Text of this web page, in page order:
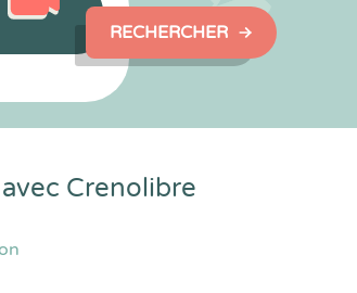
RECHERCHER
Crenolibre